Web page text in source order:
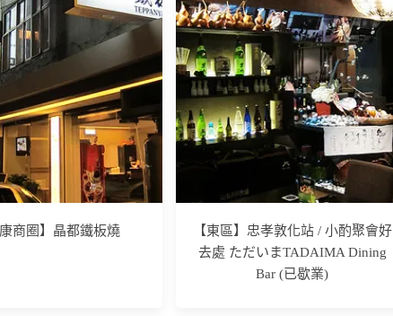
商圈】晶都鐵板燒
【東區】忠孝敦化站 / 小酌聚會好
去處 ただいまTADAIMA Dining
Bar (已歇業)